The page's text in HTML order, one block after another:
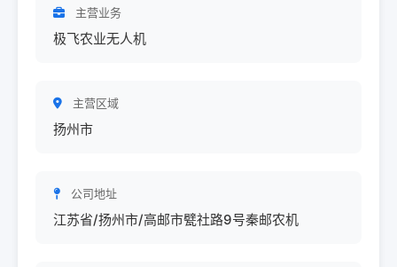
主营业务
极飞农业无人机
主营区域
扬州市
公司地址
江苏省/扬州市/高邮市甓社路9号秦邮农机